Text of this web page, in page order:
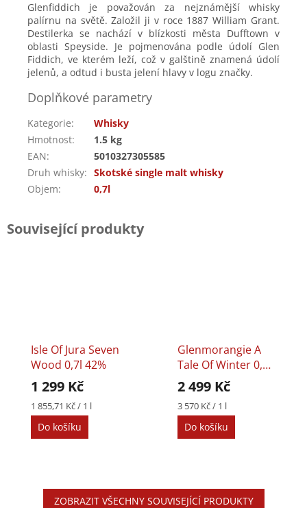
Glenfiddich je považován za nejznámější whisky
palírnu na světě. Založil ji v roce 1887 William Grant.
Destilerka se nachází v blízkosti města Dufftown v
oblasti Speyside. Je pojmenována podle údolí Glen
Fiddich, ve kterém leží, což v galštině znamená údolí
jelenů, a odtud i busta jelení hlavy v logu značky.
Doplňkové parametry
Kategorie:
Whisky
Hmotnost:
1.5 kg
EAN:
5010327305585
Druh whisky: Skotské single malt whisky
Objem: 0,7l
Související produkty
Isle Of Jura Seven
Wood 0,7l 42%
1 299 Kč
Měrná
cena:
1 855,71 Kč / 1 l
Do košíku
Glenmorangie A
Tale Of Winter 0,7l
46%
2 499 Kč
Měrná
cena:
3 570 Kč / 1 l
Do košíku
ZOBRAZIT VŠECHNY SOUVISEJÍCÍ PRODUKTY